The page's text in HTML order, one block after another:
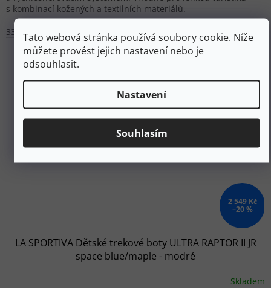
Tato webová stránka používá soubory cookie. Níže
můžete provést jejich nastavení nebo je
odsouhlasit.
Nastavení
Souhlasím
s kombinací kožených a textilních materiálů.
33
2 549 Kč
–20 %
LA SPORTIVA Dětské trekové boty ULTRA RAPTOR II JR
space blue/maple - modré
Skladem